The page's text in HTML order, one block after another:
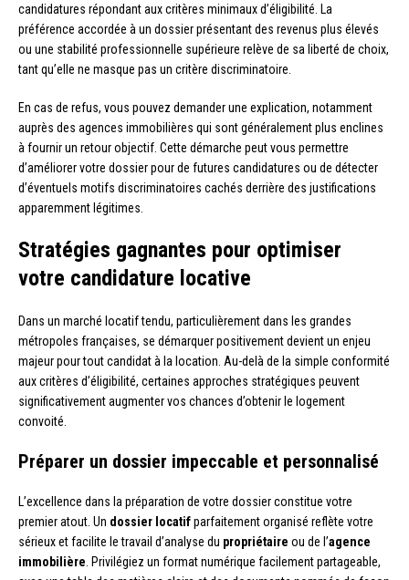
candidatures répondant aux critères minimaux d’éligibilité. La
préférence accordée à un dossier présentant des revenus plus élevés
ou une stabilité professionnelle supérieure relève de sa liberté de choix,
tant qu’elle ne masque pas un critère discriminatoire.
En cas de refus, vous pouvez demander une explication, notamment
auprès des agences immobilières qui sont généralement plus enclines
à fournir un retour objectif. Cette démarche peut vous permettre
d’améliorer votre dossier pour de futures candidatures ou de détecter
d’éventuels motifs discriminatoires cachés derrière des justifications
apparemment légitimes.
Stratégies gagnantes pour optimiser
votre candidature locative
Dans un marché locatif tendu, particulièrement dans les grandes
métropoles françaises, se démarquer positivement devient un enjeu
majeur pour tout candidat à la location. Au-delà de la simple conformité
aux critères d’éligibilité, certaines approches stratégiques peuvent
significativement augmenter vos chances d’obtenir le logement
convoité.
Préparer un dossier impeccable et personnalisé
L’excellence dans la préparation de votre dossier constitue votre
premier atout. Un dossier locatifparfaitement organisé reflète votre
sérieux et facilite le travail d’analyse du propriétaire ou de l’agence
immobilière . Privilégiez un format numérique facilement partageable,